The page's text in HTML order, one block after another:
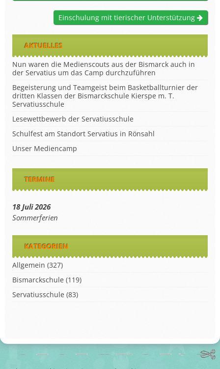
Einschulung mit tierischer Unterstützung
AKTUELLES
Nun waren die Medienscouts aus der Bismarck auch in
der Servatius um das Camp durchzuführen
Begeisterung und Teamgeist beim Basketballturnier der
dritten Klassen der Bismarckschule Kierspe m. T.
Servatiusschule
Lesewettbewerb der Servatiusschule
Schulfest am Standort Servatius in Rönsahl
Unser Mediencamp
TERMINE
18 Juli 2026
Sommerferien
KATEGORIEN
Allgemein (327)
Bismarckschule (119)
Servatiusschule (83)